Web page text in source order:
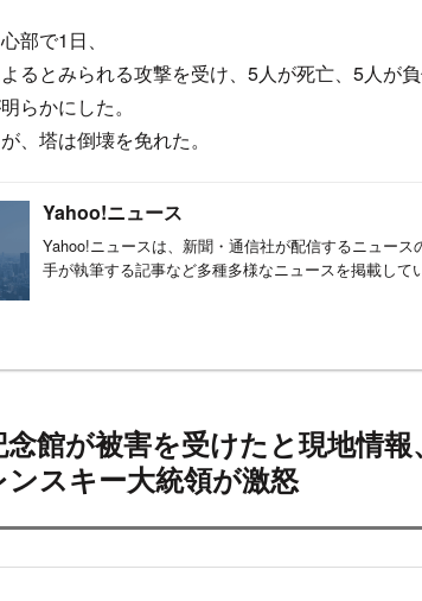
(@IAPonomarenko)
in Kiev – Ukraine’s Interior Ministry
March 1, 2022
eq5m6Du70U
べてのテレビ局が放送を停止してるのに対し